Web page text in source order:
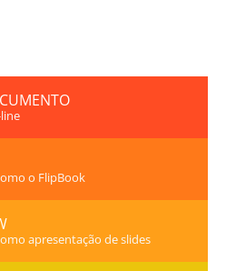
o FlipBook
apresentação de slides